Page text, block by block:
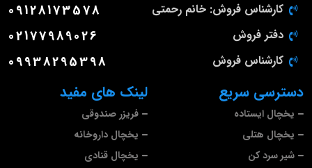
لینک های مفید
فریزر صندوقی
یخچال داروخانه
یخچال قنادی
دسترسی سریع
یخچال ایستاده
یخچال هتلی
شیر سرد کن
کارشناس فروش: خانم رحمتی 09128173578
دفتر فروش 02177989026
کارشناس فروش 09938295398